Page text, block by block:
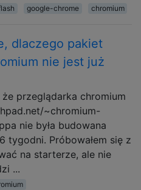
google-chrome chromium
dlaczego pakiet
nie jest już
przeglądarka chromium
~chromium-
nie była budowana
tygodni. Próbowałem się z
na starterze, ale nie
...